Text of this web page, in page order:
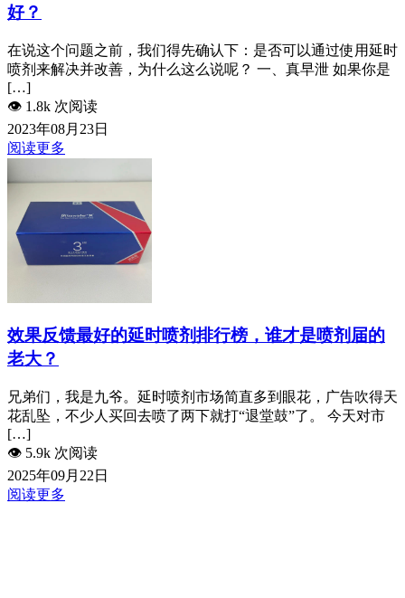
好？
在说这个问题之前，我们得先确认下：是否可以通过使用延时
喷剂来解决并改善，为什么这么说呢？ 一、真早泄 如果你是
[…]
👁️ 1.8k 次阅读
2023年08月23日
阅读更多
效果反馈最好的延时喷剂排行榜，谁才是喷剂届的
老大？
兄弟们，我是九爷。延时喷剂市场简直多到眼花，广告吹得天
花乱坠，不少人买回去喷了两下就打“退堂鼓”了。 今天对市
[…]
👁️ 5.9k 次阅读
2025年09月22日
阅读更多